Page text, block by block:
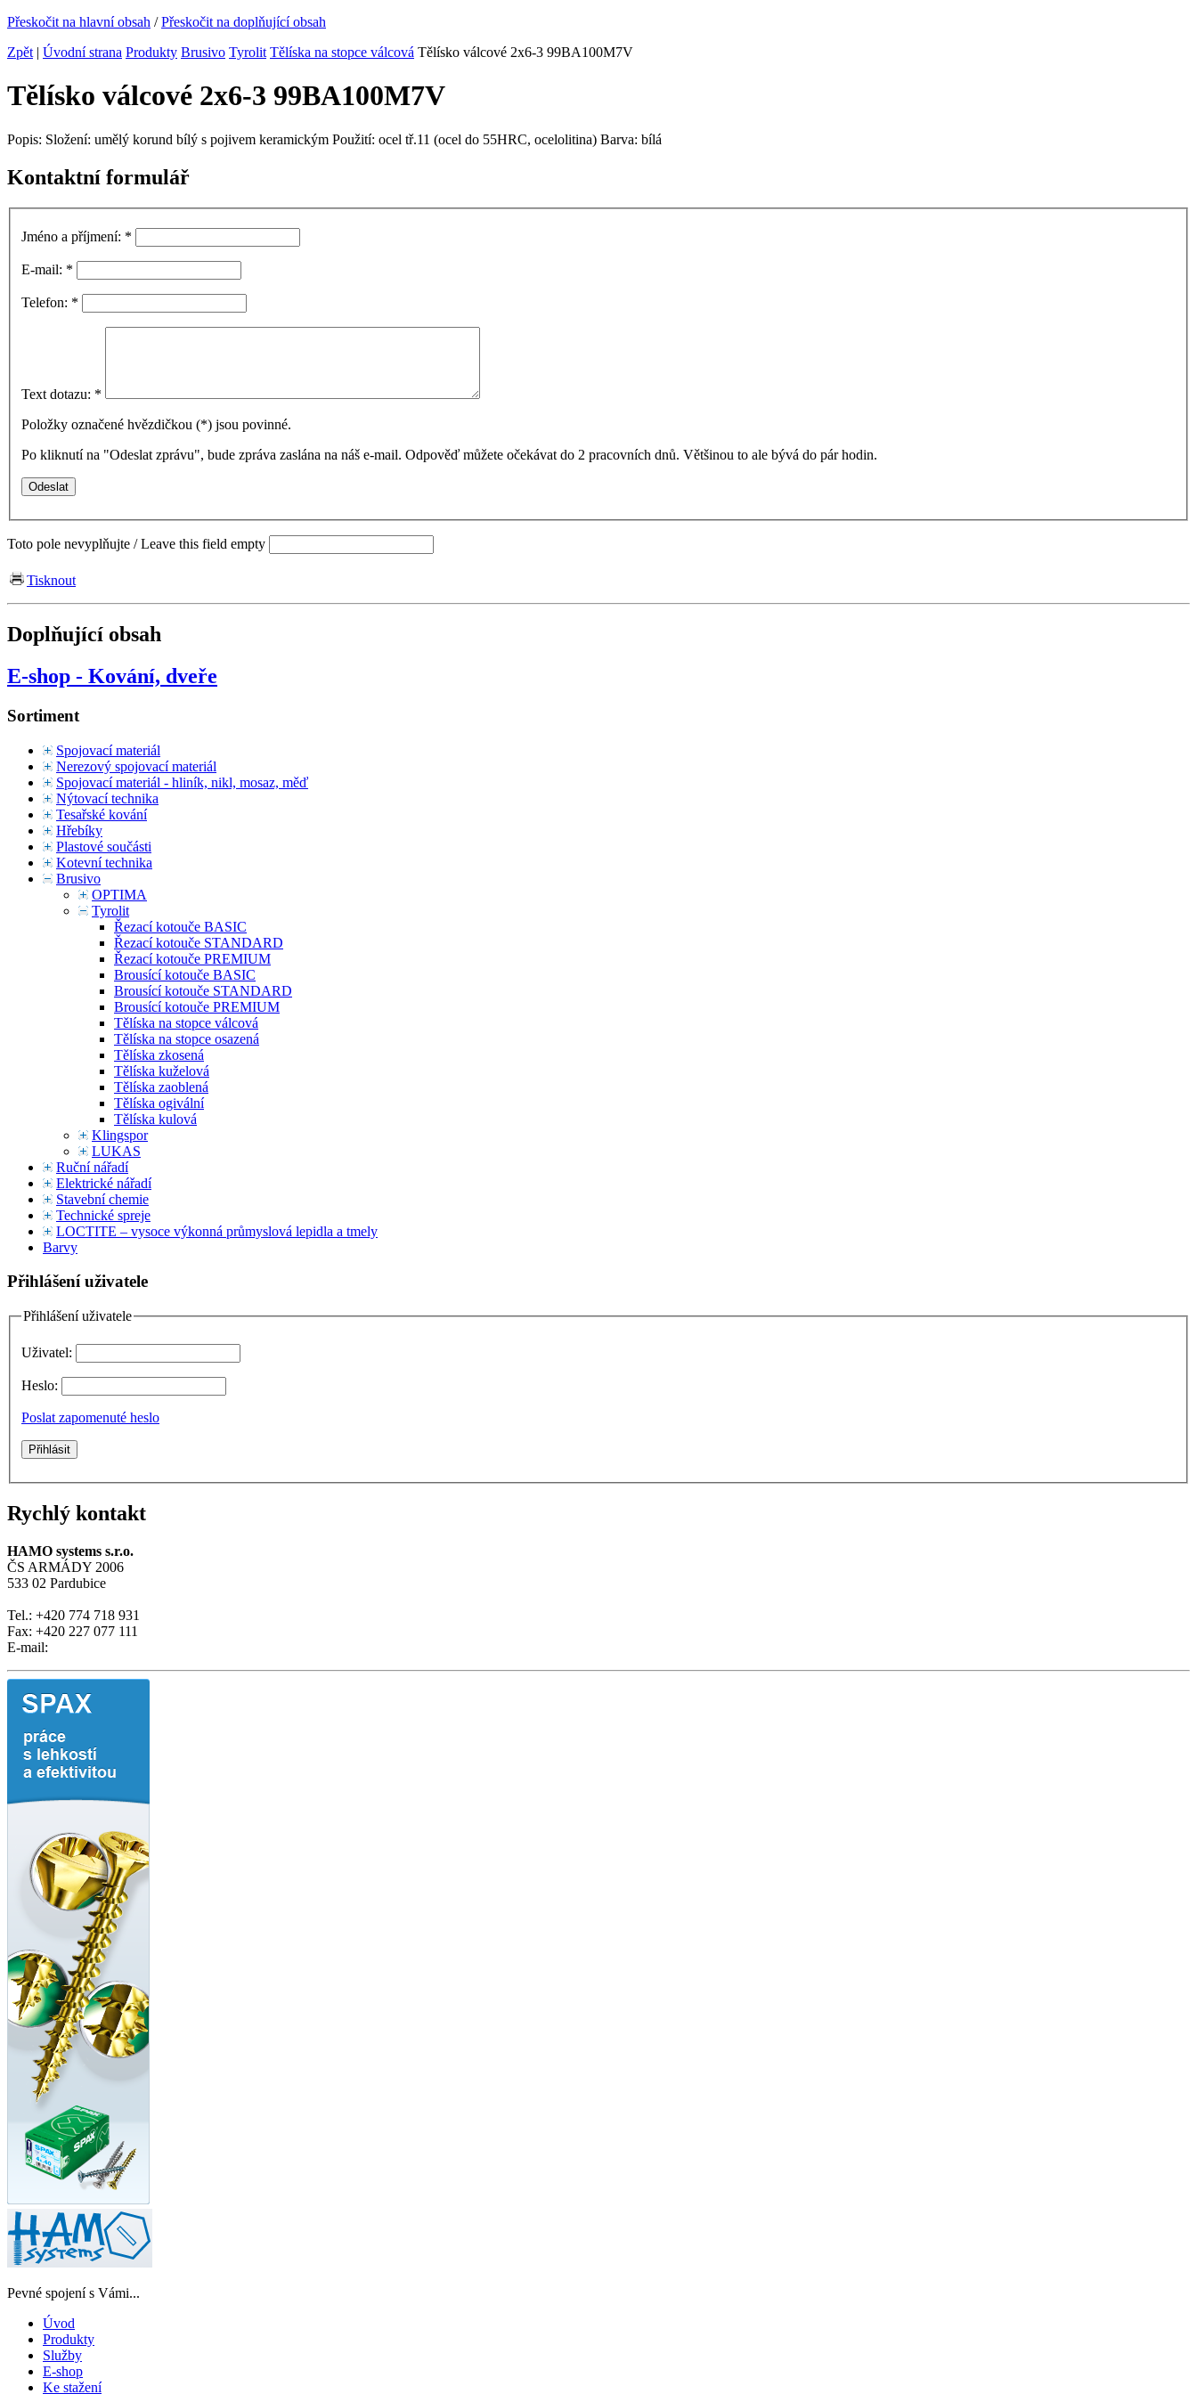
Přeskočit na hlavní obsah /Přeskočit na doplňující obsah
Zpět | Úvodní strana Produkty Brusivo Tyrolit Tělíska na stopce válcová Tělísko válcové 2x6-3 99BA100M7V
Tělísko válcové 2x6-3 99BA100M7V
Popis: Složení: umělý korund bílý s pojivem keramickým Použití: ocel tř.11 (ocel do 55HRC, ocelolitina) Barva: bílá
Kontaktní formulář
Jméno a příjmení: *
E-mail: *
Telefon: *
Text dotazu: *
Položky označené hvězdičkou (*) jsou povinné.
Po kliknutí na "Odeslat zprávu", bude zpráva zaslána na náš e-mail. Odpověď můžete očekávat do 2 pracovních dnů. Většinou to ale bývá do pár hodin.
Toto pole nevyplňujte / Leave this field empty
Tisknout
Doplňující obsah
E-shop - Kování, dveře
Sortiment
Spojovací materiál
Nerezový spojovací materiál
Spojovací materiál - hliník, nikl, mosaz, měď
Nýtovací technika
Tesařské kování
Hřebíky
Plastové součásti
Kotevní technika
Brusivo
OPTIMA
Tyrolit
Řezací kotouče BASIC
Řezací kotouče STANDARD
Řezací kotouče PREMIUM
Brousící kotouče BASIC
Brousící kotouče STANDARD
Brousící kotouče PREMIUM
Tělíska na stopce válcová
Tělíska na stopce osazená
Tělíska zkosená
Tělíska kuželová
Tělíska zaoblená
Tělíska ogivální
Tělíska kulová
Klingspor
LUKAS
Ruční nářadí
Elektrické nářadí
Stavební chemie
Technické spreje
LOCTITE – vysoce výkonná průmyslová lepidla a tmely
Barvy
Přihlášení uživatele
Přihlášení uživatele
Uživatel:
Heslo:
Poslat zapomenuté heslo
Rychlý kontakt
HAMO systems s.r.o.
ČS ARMÁDY 2006
533 02 Pardubice
Tel.: +420 774 718 931
Fax: +420 227 077 111
E-mail:
Pevné spojení s Vámi...
Úvod
Produkty
Služby
E-shop
Ke stažení